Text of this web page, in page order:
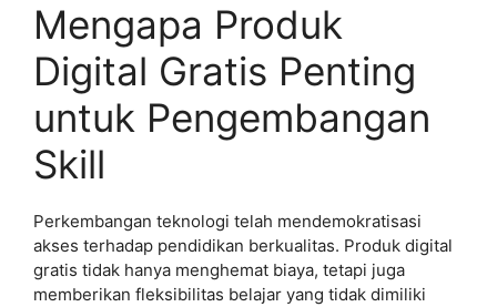
Mengapa Produk
Digital Gratis Penting
untuk Pengembangan
Skill
Perkembangan teknologi telah mendemokratisasi
akses terhadap pendidikan berkualitas. Produk digital
gratis tidak hanya menghemat biaya, tetapi juga
memberikan fleksibilitas belajar yang tidak dimiliki